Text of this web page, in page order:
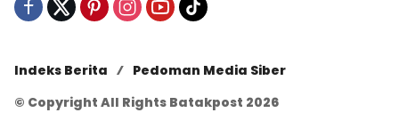
Indeks Berita
Pedoman Media Siber
© Copyright All Rights Batakpost 2026